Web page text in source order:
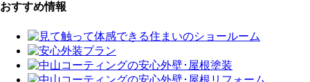
おすすめ情報